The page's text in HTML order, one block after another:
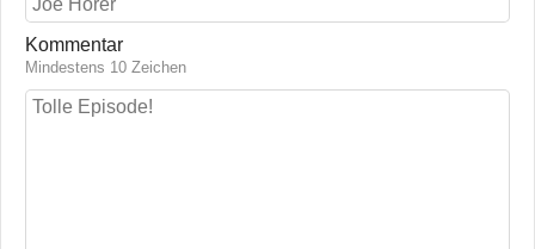
Kommentar
Mindestens 10 Zeichen